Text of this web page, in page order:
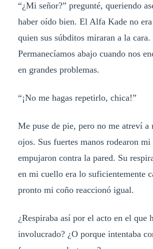
“¿Mi señor?” pregunté, queriendo
haber oído bien. El Alfa Kade no
quien sus súbditos miraran a la cara.
Permanecíamos abajo cuando nos
en grandes problemas.
“¡No me hagas repetirlo, chica!”
Me puse de pie, pero no me atreví a
ojos. Sus fuertes manos rodearon
empujaron contra la pared. Su
en mi cuello era lo suficientemente
pronto mi coño reaccionó igual.
¿Respiraba así por el acto en el que
involucrado? ¿O porque intentaba